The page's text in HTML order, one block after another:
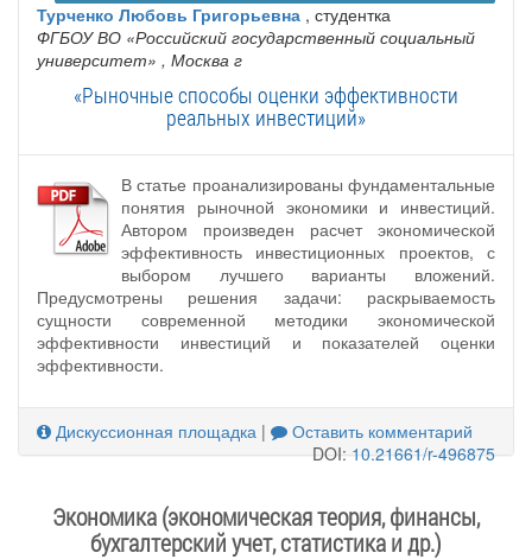
Турченко Любовь Григорьевна , студентка
ФГБОУ ВО «Российский государственный социальный
университет» , Москва г
«Рыночные способы оценки эффективности
реальных инвестиций»
В статье проанализированы фундаментальные
понятия рыночной экономики и инвестиций.
Автором произведен расчет экономической
эффективность инвестиционных проектов, с
выбором лучшего варианты вложений.
Предусмотрены решения задачи: раскрываемость
сущности современной методики экономической
эффективности инвестиций и показателей оценки
эффективности.
Дискуссионная площадка |
Оставить комментарий
DOI:10.21661/r-496875
Экономика (экономическая теория, финансы,
бухгалтерский учет, статистика и др.)